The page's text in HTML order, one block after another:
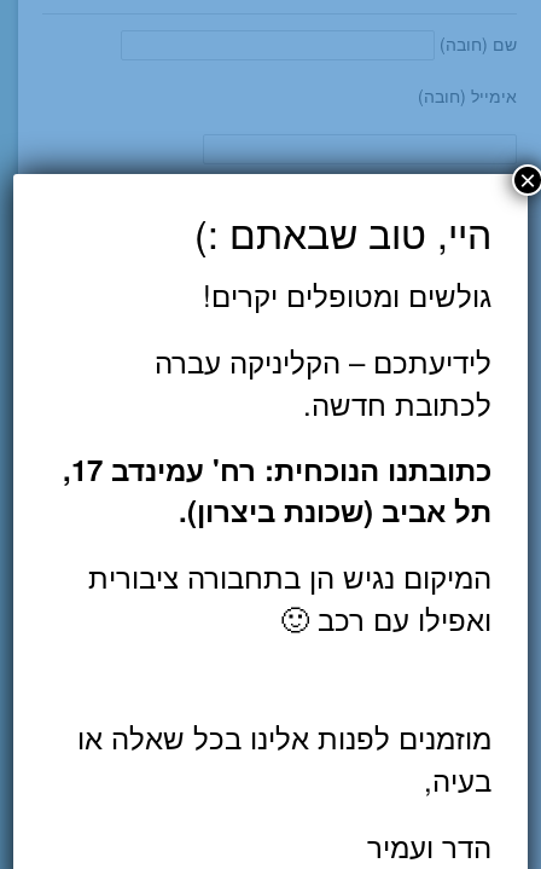
שם (חובה)
אימייל (חובה)
טלפון (חובה)
הודעה
כדי להשתמש ב-CAPTCHA את/ה צריך שהתוסף
קוד (מניעת ספאם)
מפת הגעה (הצנחנים 14, גבעתיים)
היי, טוב שבאתם :)
גולשים ומטופלים יקרים!
לידיעתכם – הקליניקה עברה
לכתובת חדשה.
כתובתנו הנוכחית: רח' עמינדב 17,
תל אביב (שכונת ביצרון).
המיקום נגיש הן בתחבורה ציבורית
ואפילו עם רכב 🙂
מוזמנים לפנות אלינו בכל שאלה או
בעיה,
הדר ועמיר
×